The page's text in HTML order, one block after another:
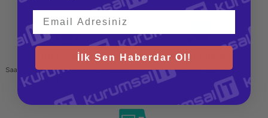
Hızlı Gönderi
Saat 15.00'a kadar yapılan siparişlerde
aynı gün kargo imkanı
Güvenli Alışveriş
256 bit SSL sertifikası
İlk Sen Haberdar Ol!